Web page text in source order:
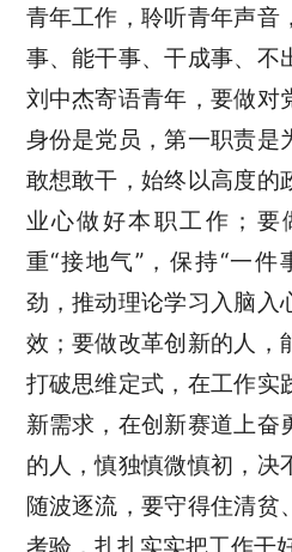
青年工作，聆听青年声音
事、能干事、干成事、不
刘中杰寄语青年，要做对
身份是党员，第一职责是
敢想敢干，始终以高度的
业心做好本职工作；要
重“接地气”，保持“一件
劲，推动理论学习入脑入
效；要做改革创新的人，
打破思维定式，在工作实
新需求，在创新赛道上奋
的人，慎独慎微慎初，决
随波逐流，要守得住清贫